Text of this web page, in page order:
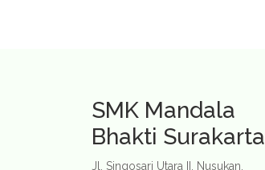
SMK Mandala
Bhakti Surakarta
Jl. Singosari Utara II, Nusukan,